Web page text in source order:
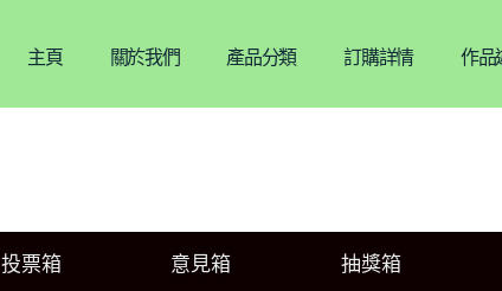
主頁 關於我們 產品分類 訂購詳情 作品
投票箱 意見箱 抽獎箱